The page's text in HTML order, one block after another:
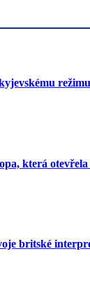
která
britské